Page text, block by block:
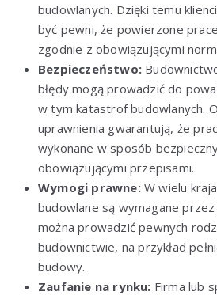
budowlanych. Dzięki temu
być pewni, że powierzone
zgodnie z obowiązującymi
Bezpieczeństwo:
błędy mogą prowadzić do
w tym katastrof budowlanych.
uprawnienia gwarantują, że
wykonane w sposób
obowiązującymi przepisami.
Wymogi prawne:W wielu
budowlane są wymagane
można prowadzić pewnych
budownictwie, na przykład
budowy.
Zaufanie na rynku: Firma lub